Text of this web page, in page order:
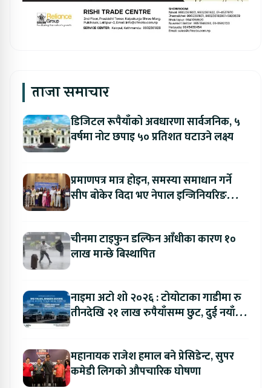
ताजा समाचार
डिजिटल रूपैयाँको अवधारणा सार्वजनिक, ५
वर्षमा नोट छपाइ ५० प्रतिशत घटाउने लक्ष्य
प्रमाणपत्र मात्र होइन, समस्या समाधान गर्ने
सीप बोकेर विदा भए नेपाल इन्जिनियरिङ
चीनमा टाइफुन डल्फिन आँधीका कारण १०
लाख मान्छे बिस्थापित
नाइमा अटो शो २०२६ : टोयोटाका गाडीमा रु
तीनदेखि २१ लाख रुपैयाँसम्म छुट, दुई नयाँ
महानायक राजेश हमाल बने प्रेसिडेन्ट, सुपर
कमेडी लिगको औपचारिक घोषणा